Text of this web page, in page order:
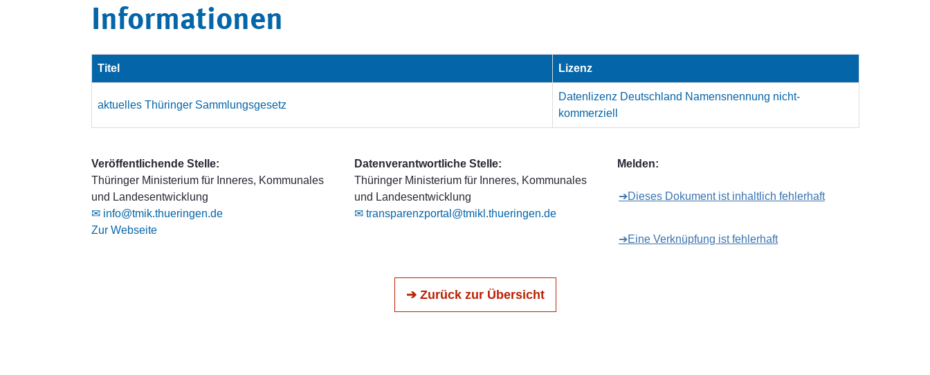
Informationen
Titel Lizenz
aktuelles Thüringer Sammlungsgesetz
Datenlizenz Deutschland Namensnennung nicht-
kommerziell
Veröffentlichende Stelle:
Thüringer Ministerium für Inneres, Kommunales
und Landesentwicklung
✉ info@tmik.thueringen.de
Zur Webseite
Datenverantwortliche Stelle:
Thüringer Ministerium für Inneres, Kommunales
und Landesentwicklung
✉ transparenzportal@tmikl.thueringen.de
Melden:
➔Dieses Dokument ist inhaltlich fehlerhaft
➔Eine Verknüpfung ist fehlerhaft
➔ Zurück zur Übersicht